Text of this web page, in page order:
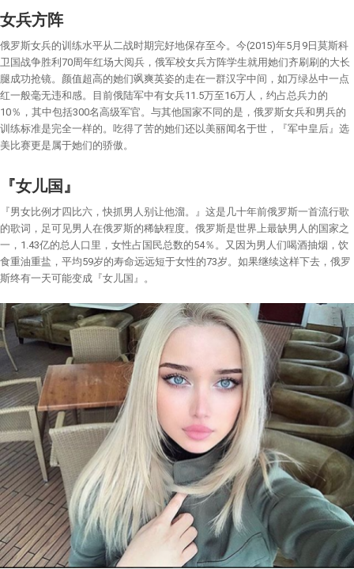
女兵方阵
俄罗斯女兵的训练水平从二战时期完好地保存至今。今(2015)年5月9日莫斯科
卫国战争胜利70周年红场大阅兵，俄军校女兵方阵学生就用她们齐刷刷的大长
腿成功抢镜。颜值超高的她们飒爽英姿的走在一群汉字中间，如万绿丛中一点
红一般毫无违和感。目前俄陆军中有女兵11.5万至16万人，约占总兵力的
10％，其中包括300名高级军官。与其他国家不同的是，俄罗斯女兵和男兵的
训练标准是完全一样的。吃得了苦的她们还以美丽闻名于世，『军中皇后』选
美比赛更是属于她们的骄傲。
『女儿国』
『男女比例才四比六，快抓男人别让他溜。』这是几十年前俄罗斯一首流行歌
的歌词，足可见男人在俄罗斯的稀缺程度。俄罗斯是世界上最缺男人的国家之
一，1.43亿的总人口里，女性占国民总数的54％。又因为男人们喝酒抽烟，饮
食重油重盐，平均59岁的寿命远远短于女性的73岁。如果继续这样下去，俄罗
斯终有一天可能变成『女儿国』。